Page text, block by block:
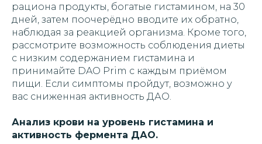
рациона продукты, богатые гистамином, на 30
дней, затем поочерёдно вводите их обратно,
наблюдая за реакцией организма. Кроме того,
рассмотрите возможность соблюдения диеты
с низким содержанием гистамина и
принимайте DAO Prim с каждым приёмом
пищи. Если симптомы пройдут, возможно у
вас сниженная активность ДАО.
Анализ крови на уровень гистамина и
активность фермента ДАО.